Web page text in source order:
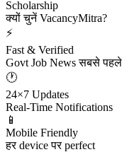
Scholarship
क्यों चुनें VacancyMitra?
⚡
Fast & Verified
Govt Job News सबसे पहले
🕐
24×7 Updates
Real-Time Notifications
📱
Mobile Friendly
हर device पर perfect